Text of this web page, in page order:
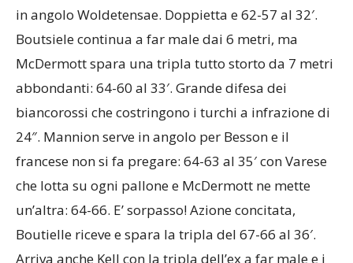
in angolo Woldetensae. Doppietta e 62-57 al 32′.
Boutsiele continua a far male dai 6 metri, ma
McDermott spara una tripla tutto storto da 7 metri
abbondanti: 64-60 al 33′. Grande difesa dei
biancorossi che costringono i turchi a infrazione di
24″. Mannion serve in angolo per Besson e il
francese non si fa pregare: 64-63 al 35′ con Varese
che lotta su ogni pallone e McDermott ne mette
un’altra: 64-66. E’ sorpasso! Azione concitata,
Boutielle riceve e spara la tripla del 67-66 al 36′.
Arriva anche Kell con la tripla dell’ex a far male e i